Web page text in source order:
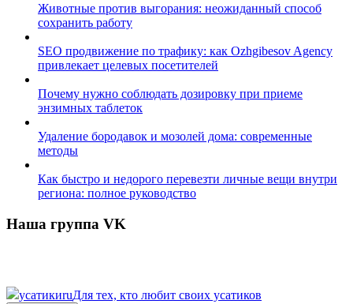
Животные против выгорания: неожиданный способ
сохранить работу
SEO продвижение по трафику: как Ozhgibesov Agency
привлекает целевых посетителей
Почему нужно соблюдать дозировку при приеме
энзимных таблеток
Удаление бородавок и мозолей дома: современные
методы
Как быстро и недорого перевезти личные вещи внутри
региона: полное руководство
Наша группа VK
усатикиruДля тех, кто любит своих усатиков